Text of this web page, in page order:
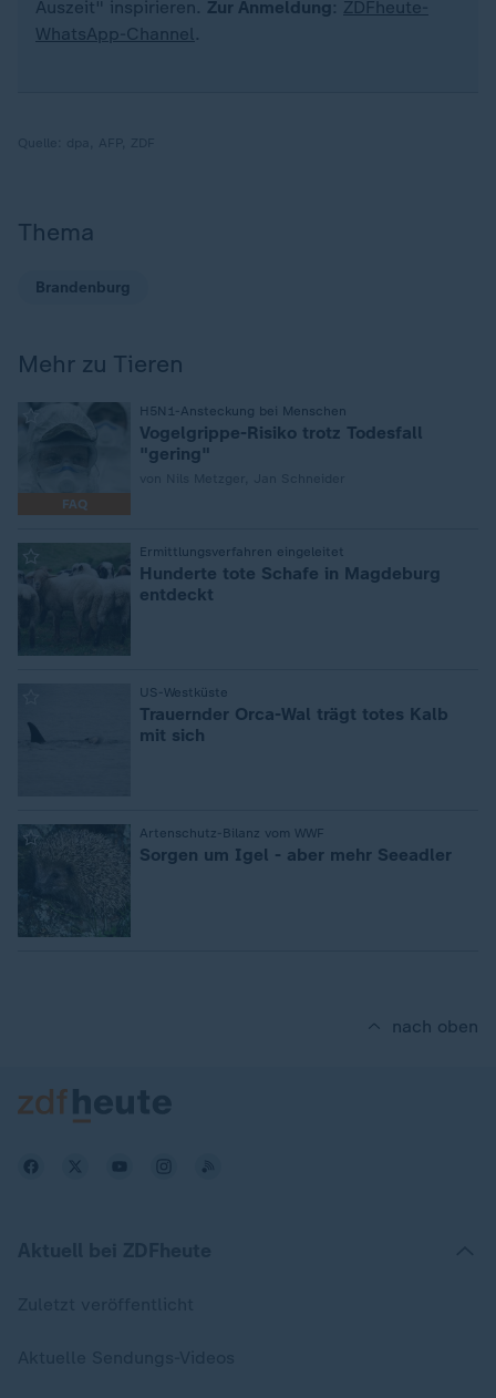
Auszeit" inspirieren. Zur Anmeldung : ZDFheute-
WhatsApp-Channel.
Thema
Brandenburg
Mehr zu Tieren
FAQ
H5N1-Ansteckung bei Menschen
Vogelgrippe-Risiko trotz Todesfall
"gering"
Ermittlungsverfahren eingeleitet
Hunderte tote Schafe in Magdeburg
entdeckt
US-Westküste
Trauernder Orca-Wal trägt totes Kalb
mit sich
Artenschutz-Bilanz vom WWF
Sorgen um Igel - aber mehr Seeadler
nach oben